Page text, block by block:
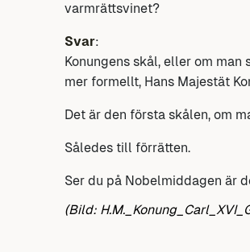
varmrättsvinet?
Svar:
Konungens skål, eller om man
mer formellt, Hans Majestät
Det är den första skålen, om
Således till förrätten.
Ser du på Nobelmiddagen är
(Bild: